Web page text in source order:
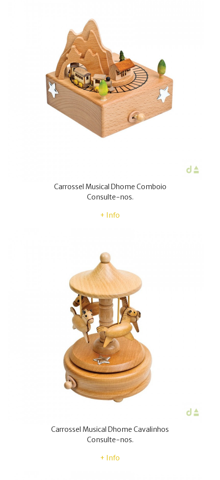
Carrossel Musical Dhome Comboio
Consulte-nos.
+ Info
Carrossel Musical Dhome Cavalinhos
Consulte-nos.
+ Info